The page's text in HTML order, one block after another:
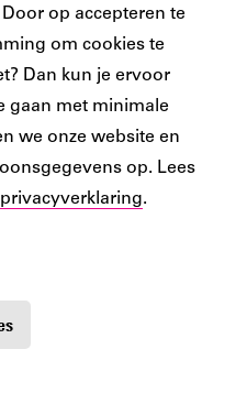
op accepteren te
om cookies te
Dan kun je ervoor
gaan met minimale
we onze website en
op. Lees
privacyverklaring.
Ons
account
Ons
account